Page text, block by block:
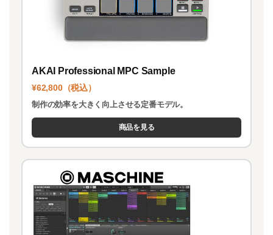
AKAI Professional MPC Sample
¥62,800（税込）
制作の効率を大きく向上させる定番モデル。
商品を見る